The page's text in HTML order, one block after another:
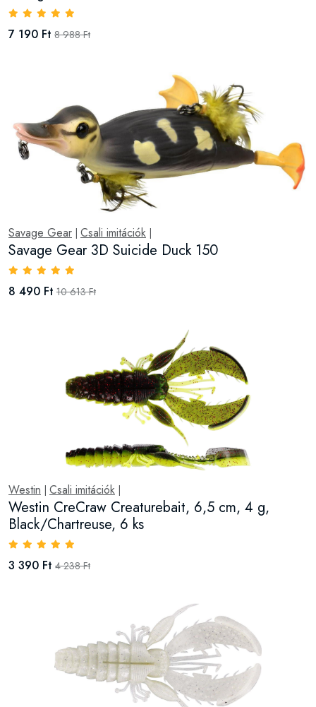
7 190 Ft 8 988 Ft
Savage Gear Csali imitációk
Savage Gear 3D Suicide Duck 150
8 490 Ft 10 613 Ft
Westin Csali imitációk
Westin CreCraw Creaturebait, 6,5 cm, 4 g,
Black/Chartreuse, 6 ks
3 390 Ft 4 238 Ft